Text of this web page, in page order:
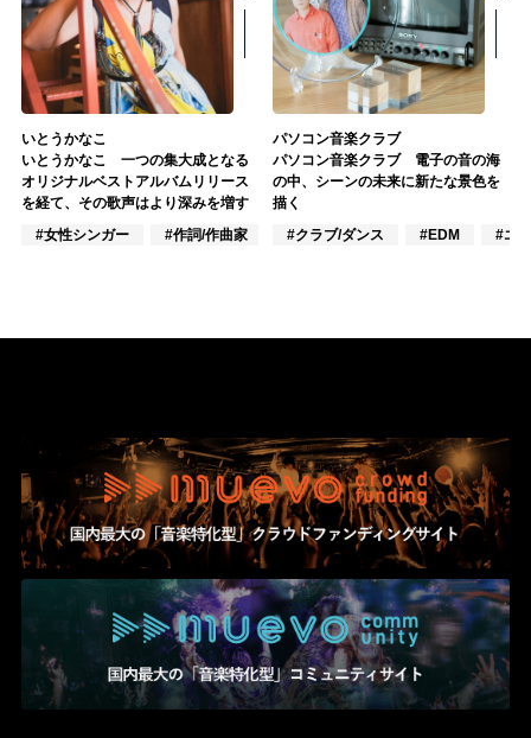
いとうかなこ
いとうかなこ 一つの集大成となる
オリジナルベストアルバムリリース
を経て、その歌声はより深みを増す
#女性シンガー
#作詞/作曲家 #ポップス
パソコン音楽クラブ
パソコン音楽クラブ 電子の音の海
の中、シーンの未来に新たな景色を
描く
#クラブ/ダンス
#EDM #エ